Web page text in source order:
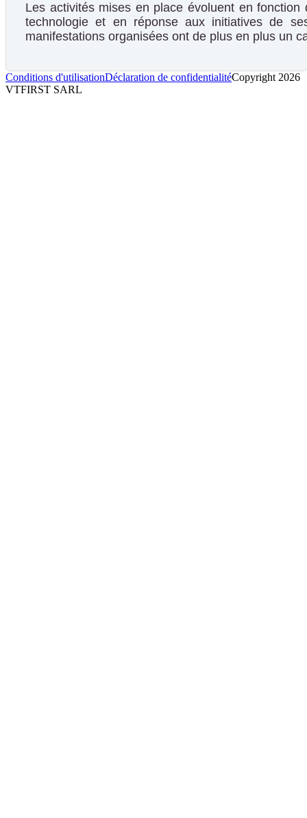
Les activités mises en place évoluent en fonction
technologie et en réponse aux initiatives de
manifestations organisées ont de plus en plus un
Conditions d'utilisationDéclaration de confidentialitéCopyright 2026
VTFIRST SARL